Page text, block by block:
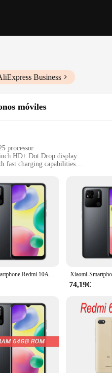
Business
móviles
processor
HD+ Dot Drop display
fast charging capabilities
a 5MP front camera
of performance. With its
multitasking between apps, the
without the bulk.
with a 13MP AI dual rear
you capture memorable. Whether
a busy lifestyle. With its 5000mAh
making it ideal for those on the go.
at your fingertips.
Xiaomi-Smartphone Redmi 10A Original, 6GB y 128GB, pantalla HD de 6,53 pulgadas, Helio G25, ocho núcleos, cámara de 13MP, reconocimiento de huella dactilar, batería de 5000mAh
74,19€